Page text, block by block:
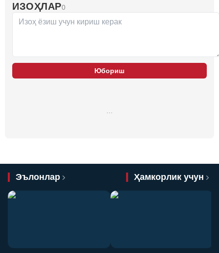
ИЗОҲЛАР0
Юбориш
Эълонлар Ҳамкорлик учун